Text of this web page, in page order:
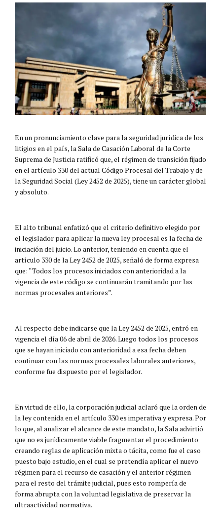
En un pronunciamiento clave para la seguridad jurídica de los
litigios en el país, la Sala de Casación Laboral de la Corte
Suprema de Justicia ratificó que, el régimen de transición fijado
en el artículo 330 del actual Código Procesal del Trabajo y de
la Seguridad Social (Ley 2452 de 2025), tiene un carácter global
y absoluto.
El alto tribunal enfatizó que el criterio definitivo elegido por
el legislador para aplicar la nueva ley procesal es la fecha de
iniciación del juicio. Lo anterior, teniendo en cuenta que el
artículo 330 de la Ley 2452 de 2025, señaló de forma expresa
que: “Todos los procesos iniciados con anterioridad a la
vigencia de este código se continuarán tramitando por las
normas procesales anteriores”.
Al respecto debe indicarse que la Ley 2452 de 2025, entró en
vigencia el día 06 de abril de 2026. Luego todos los procesos
que se hayan iniciado con anterioridad a esa fecha deben
continuar con las normas procesales laborales anteriores,
conforme fue dispuesto por el legislador.
En virtud de ello, la corporación judicial aclaró que la orden de
la ley contenida en el artículo 330 es imperativa y expresa. Por
lo que, al analizar el alcance de este mandato, la Sala advirtió
que no es jurídicamente viable fragmentar el procedimiento
creando reglas de aplicación mixta o tácita, como fue el caso
puesto bajo estudio, en el cual se pretendía aplicar el nuevo
régimen para el recurso de casación y el anterior régimen
para el resto del trámite judicial, pues esto rompería de
forma abrupta con la voluntad legislativa de preservar la
ultraactividad normativa.